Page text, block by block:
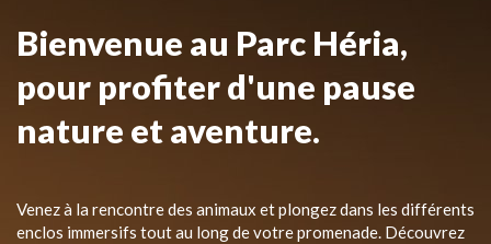
Bienvenue au Parc Héria,
pour profiter d'une pause
nature et aventure.
Venez à la rencontre des animaux et plongez dans les différents
enclos immersifs tout au long de votre promenade. Découvrez